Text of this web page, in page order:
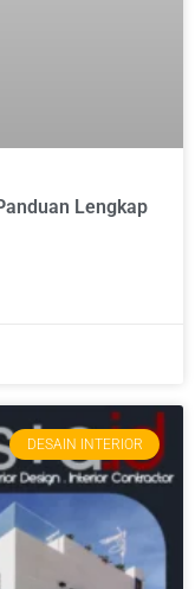
Lengkap
DESAIN INTERIOR